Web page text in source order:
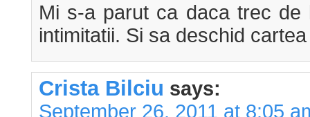
Mi s-a parut ca daca trec
intimitatii. Si sa deschid
Crista Bilciu says:
September 26, 2011 at 8:05